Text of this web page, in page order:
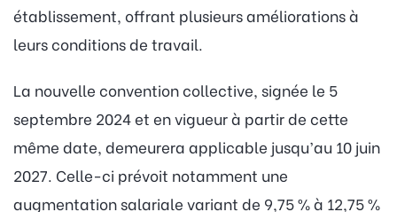
établissement, offrant plusieurs améliorations à
leurs conditions de travail.
La nouvelle convention collective, signée le 5
septembre 2024 et en vigueur à partir de cette
même date, demeurera applicable jusqu’au 10 juin
2027. Celle-ci prévoit notamment une
augmentation salariale variant de 9,75 % à 12,75 %